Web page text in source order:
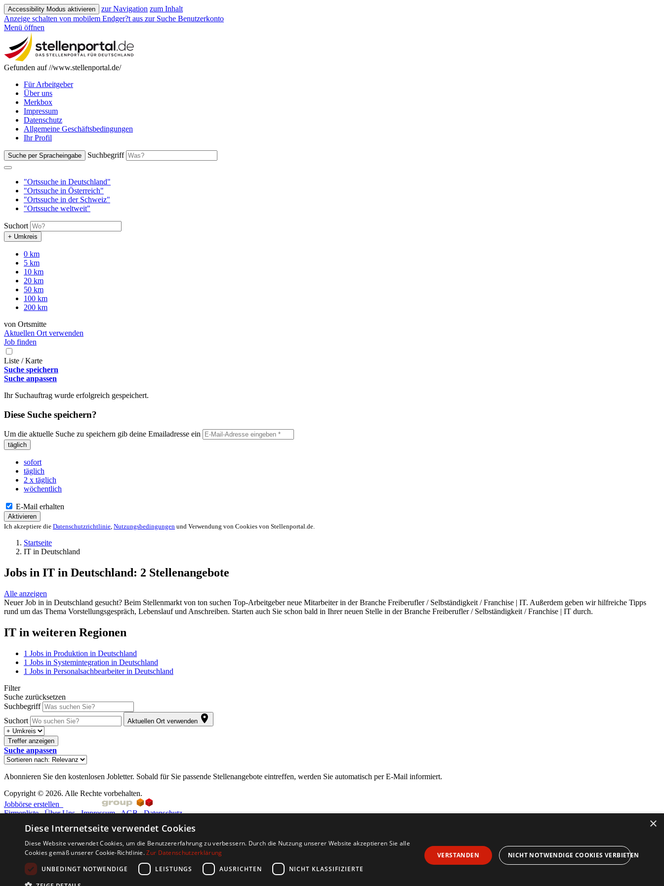
Accessibility Modus aktivieren zur Navigation zum Inhalt
Anzeige schalten von mobilem Endger?t aus zur Suche Benutzerkonto
Menü öffnen
Gefunden auf //www.stellenportal.de/
Für Arbeitgeber
Über uns
Merkbox
Impressum
Datenschutz
Allgemeine Geschäftsbedingungen
Ihr Profil
Suche per Spracheingabe Suchbegriff
"Ortssuche in Deutschland"
"Ortssuche in Österreich"
"Ortssuche in der Schweiz"
"Ortssuche weltweit"
Suchort
+ Umkreis
0 km
5 km
10 km
20 km
50 km
100 km
200 km
von Ortsmitte
Aktuellen Ort verwenden
Job finden
Liste / Karte
Suche speichern
Suche anpassen
Ihr Suchauftrag wurde erfolgreich gespeichert.
Diese Suche speichern?
Um die aktuelle Suche zu speichern gib deine Emailadresse ein
täglich
sofort
täglich
2 x täglich
wöchentlich
E-Mail erhalten
Aktivieren
Ich akzeptiere die Datenschutzrichtlinie, Nutzungsbedingungen und Verwendung von Cookies von Stellenportal.de.
Startseite
IT in Deutschland
Jobs in IT in Deutschland: 2 Stellenangebote
Alle anzeigen
Neuer Job in in Deutschland gesucht? Beim Stellenmarkt von ton suchen Top-Arbeitgeber neue Mitarbeiter in der Branche Freiberufler / Selbständigkeit / Franchise | IT. Außerdem geben wir hilfreiche Tipps
rund um das Thema Vorstellungsgespräch, Lebenslauf und Anschreiben. Starten auch Sie schon bald in Ihrer neuen Stelle in der Branche Freiberufler / Selbständigkeit / Franchise | IT durch.
IT in weiteren Regionen
1 Jobs in Produktion in Deutschland
1 Jobs in Systemintegration in Deutschland
1 Jobs in Personalsachbearbeiter in Deutschland
Filter
Suche zurücksetzen
Suchbegriff
Suchort
Aktuellen Ort verwenden
Treffer anzeigen
Suche anpassen
Abonnieren Sie den kostenlosen Jobletter. Sobald für Sie passende Stellenangebote eintreffen, werden Sie automatisch per E-Mail informiert.
Copyright © 2026. Alle Rechte vorbehalten.
Jobbörse erstellen
Firmenliste
Über Uns Impressum AGB
Datenschutz
Barriere melden
Kontrastmodus aktivieren
Barrierefreiheit
zur Navigation
zum Inhalt
Vertrag widerrufen
×
Diese Internetseite verwendet Cookies
Diese Website verwendet Cookies, um die Benutzererfahrung zu verbessern. Durch die Nutzung unserer Website akzeptieren Sie alle
Cookies gemäß unserer Cookie-Richtlinie.Zur Datenschutzerklärung
UNBEDINGT NOTWENDIGE
LEISTUNGS AUSRICHTEN NICHT KLASSIFIZIERTE
VERSTANDEN NICHT NOTWENDIGE COOKIES VERBIETEN